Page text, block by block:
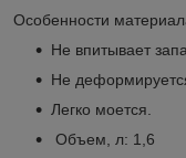
Особенности
Не впитывает
Не
Легко моется.
Объем, л: 1,6